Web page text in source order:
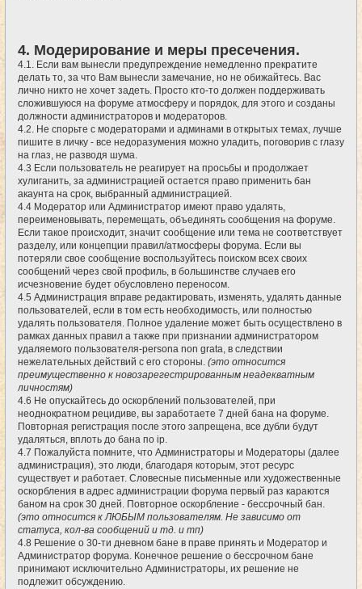
4. Модерирование и меры пресечения.
4.1. Если вам вынесли предупреждение немедленно прекратите
делать то, за что Вам вынесли замечание, но не обижайтесь. Вас
лично никто не хочет задеть. Просто кто-то должен поддерживать
сложившуюся на форуме атмосферу и порядок, для этого и созданы
должности администраторов и модераторов.
4.2. Не спорьте с модераторами и админами в открытых темах, лучше
пишите в личку - все недоразумения можно уладить, поговорив с глазу
на глаз, не разводя шума.
4.3 Если пользователь не реагирует на просьбы и продолжает
хулиганить, за администрацией остается право применить бан
акаунта на срок, выбранный администрацией.
4.4 Модератор или Администратор имеют право удалять,
переименовывать, перемещать, объединять сообщения на форуме.
Если такое происходит, значит сообщение или тема не соответствует
разделу, или концепции правил/атмосферы форума. Если вы
потеряли свое сообщение воспользуйтесь поиском всех своих
сообщений через свой профиль, в большинстве случаев его
исчезновение будет обусловлено переносом.
4.5 Администрация вправе редактировать, изменять, удалять данные
пользователей, если в том есть необходимость, или полностью
удалять пользователя. Полное удаление может быть осуществлено в
рамках данных правил а также при признании администратором
удаляемого пользователя-persona non grata, в следствии
нежелательных действий с его стороны. (это относится
преимущественно к новозарегестрированным неадекватным
личностям)
4.6 Не опускайтесь до оскорблений пользователей, при
неоднократном рецидиве, вы заработаете 7 дней бана на форуме.
Повторная регистрация после этого запрещена, все дубли будут
удаляться, вплоть до бана по ip.
4.7 Пожалуйста помните, что Администраторы и Модераторы (далее
администрация), это люди, благодаря которым, этот ресурс
существует и работает. Словесные письменные или художественные
оскорбления в адрес администрации форума первый раз караются
баном на срок 30 дней. Повторное оскорбление - бессрочный бан.
(это относится к ЛЮБЫМ пользователям. Не зависимо от
статуса, кол-ва сообщений и тд. и тп)
4.8 Решение о 30-ти дневном бане в праве принять и Модератор и
Администратор форума. Конечное решение о бессрочном бане
принимают исключительно Администраторы, их решение не
подлежит обсуждению.